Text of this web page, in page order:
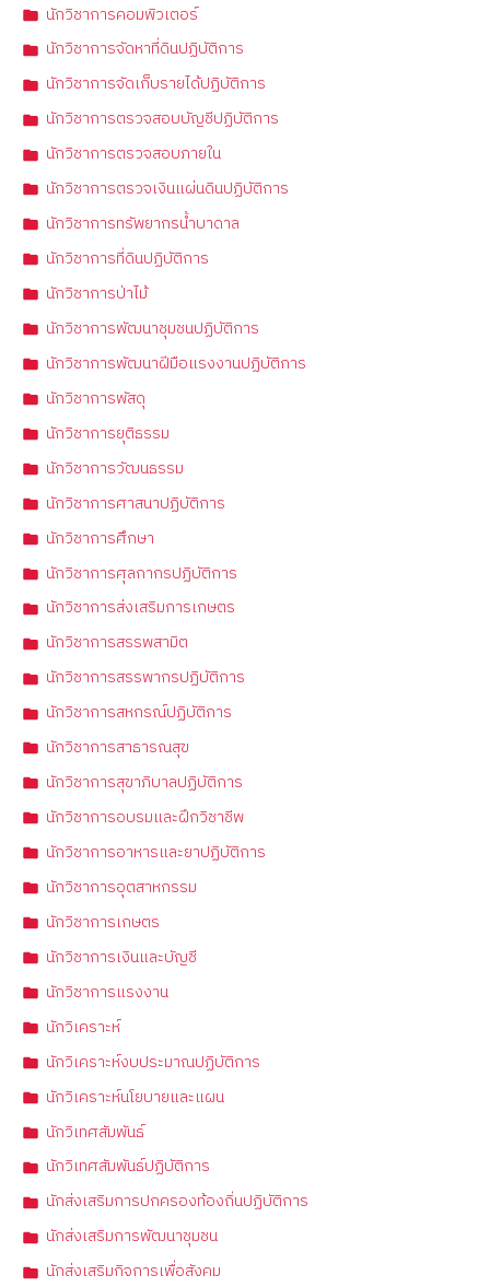
นักวิชาการคอมพิวเตอร์
นักวิชาการจัดหาที่ดินปฏิบัติการ
นักวิชาการจัดเก็บรายได้ปฏิบัติการ
นักวิชาการตรวจสอบบัญชีปฏิบัติการ
นักวิชาการตรวจสอบภายใน
นักวิชาการตรวจเงินแผ่นดินปฏิบัติการ
นักวิชาการทรัพยากรน้ำบาดาล
นักวิชาการที่ดินปฏิบัติการ
นักวิชาการป่าไม้
นักวิชาการพัฒนาชุมชนปฏิบัติการ
นักวิชาการพัฒนาฝีมือแรงงานปฏิบัติการ
นักวิชาการพัสดุ
นักวิชาการยุติธรรม
นักวิชาการวัฒนธรรม
นักวิชาการศาสนาปฏิบัติการ
นักวิชาการศึกษา
นักวิชาการศุลกากรปฏิบัติการ
นักวิชาการส่งเสริมการเกษตร
นักวิชาการสรรพสามิต
นักวิชาการสรรพากรปฏิบัติการ
นักวิชาการสหกรณ์ปฏิบัติการ
นักวิชาการสาธารณสุข
นักวิชาการสุขาภิบาลปฏิบัติการ
นักวิชาการอบรมและฝึกวิชาชีพ
นักวิชาการอาหารและยาปฏิบัติการ
นักวิชาการอุตสาหกรรม
นักวิชาการเกษตร
นักวิชาการเงินและบัญชี
นักวิชาการแรงงาน
นักวิเคราะห์
นักวิเคราะห์งบประมาณปฏิบัติการ
นักวิเคราะห์นโยบายและแผน
นักวิเทศสัมพันธ์
นักวิเทศสัมพันธ์ปฏิบัติการ
นักส่งเสริมการปกครองท้องถิ่นปฏิบัติการ
นักส่งเสริมการพัฒนาชุมชน
นักส่งเสริมกิจการเพื่อสังคม